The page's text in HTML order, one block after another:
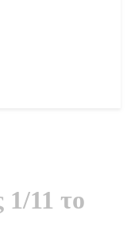
11 το